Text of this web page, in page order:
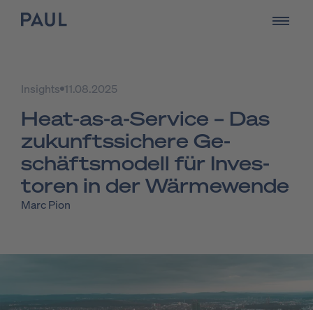
zur Startseite - PAUL Tech öffnen
Insights 11.08.2025
Heat-as-a-Ser­vice – Das
zu­kunfts­si­che­re Ge­
schäfts­mo­dell für In­ves­
to­ren in der Wär­me­wen­de
Marc Pion